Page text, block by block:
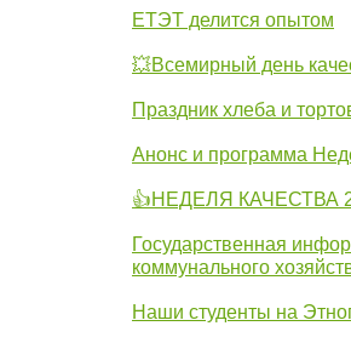
ЕТЭТ делится опытом
💥Всемирный день
Праздник хлеба и
Анонс и программа
👍НЕДЕЛЯ КАЧЕСТВА
Государственная
коммунального
Наши студенты на